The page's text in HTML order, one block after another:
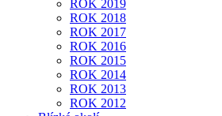
ROK 2019
ROK 2018
ROK 2017
ROK 2016
ROK 2015
ROK 2014
ROK 2013
ROK 2012